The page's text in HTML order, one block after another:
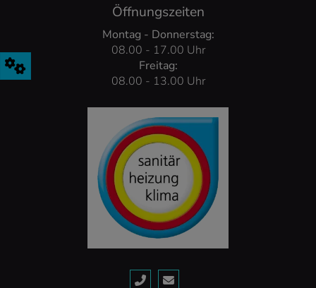
Öffnungszeiten
Montag - Donnerstag:
08.00 - 17.00 Uhr
Freitag:
08.00 - 13.00 Uhr